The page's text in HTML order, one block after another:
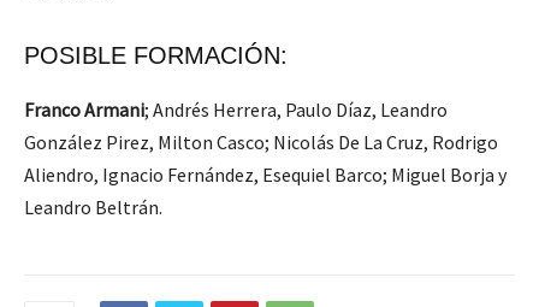
POSIBLE FORMACIÓN:
Franco Armani; Andrés Herrera, Paulo Díaz, Leandro
González Pirez, Milton Casco; Nicolás De La Cruz, Rodrigo
Aliendro, Ignacio Fernández, Esequiel Barco; Miguel Borja y
Leandro Beltrán.